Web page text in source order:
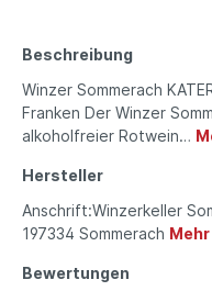
Beschreibung
Winzer Sommerach
Franken Der Winzer
alkoholfreier Rotwein…
Hersteller
Anschrift:Winzerkeller
197334 Sommerach Mehr
Bewertungen